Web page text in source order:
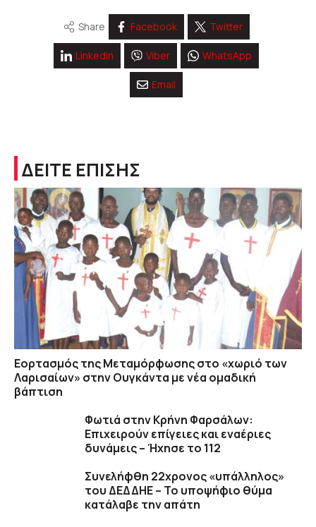
Share Facebook Twitter
Linkedin Viber WhatsApp
Email
ΔΕΙΤΕ ΕΠΙΣΗΣ
Εορτασμός της Μεταμόρφωσης στο «χωριό των
Λαρισαίων» στην Ουγκάντα με νέα ομαδική
βάπτιση
Φωτιά στην Κρήνη Φαρσάλων:
Επιχειρούν επίγειες και εναέριες
δυνάμεις – Ήχησε το 112
Συνελήφθη 22χρονος «υπάλληλος»
του ΔΕΔΔΗΕ – Το υποψήφιο θύμα
κατάλαβε την απάτη